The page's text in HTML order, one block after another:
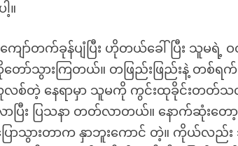
။
တက်ခုန်ပျံပြီး ဟိုတယ်ခေါ်ပြီး သူမရဲ့ ဝ
ားကြတယ်။ တဖြည်းဖြည်းနဲ့ တစ်ရက် တ
လူလစ်တဲ့ နေရာမှာ သူမကို ကွင်းထုခိုင်းတ
ြီး ပြသနာ တတ်လာတယ်။ နောက်ဆုံးတော့
သွားတာက နှာဘူးကောင် တဲ့။ ကိုယ်လည်း